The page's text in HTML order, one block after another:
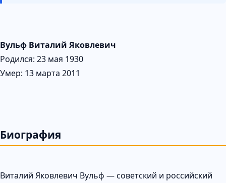
Вульф Виталий Яковлевич
Родился: 23 мая 1930
Умер: 13 марта 2011
Биография
Виталий Яковлевич Вульф — советский и российский